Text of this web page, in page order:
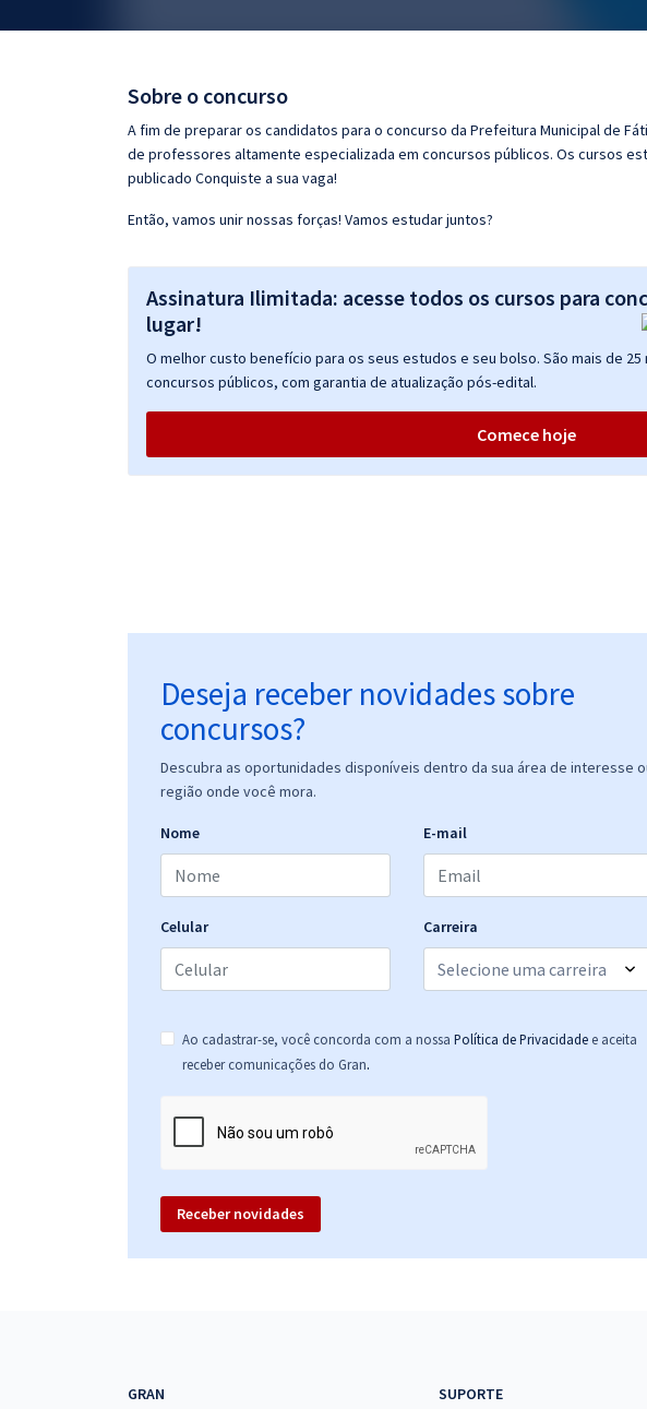
Questões grátis
Conteúdo gratuito
Sobre o concurso
A fim de preparar os candidatos para o concurso da Prefeitura Municipal de
de professores altamente especializada em concursos públicos. Os cursos
publicado Conquiste a sua vaga!
Então, vamos unir nossas forças! Vamos estudar juntos?
Assinatura Ilimitada: acesse todos os cursos para
lugar!
O melhor custo benefício para os seus estudos e seu bolso. São mais de
concursos públicos, com garantia de atualização pós-edital.
Comece hoje
Deseja receber novidades sobre
concursos?
Descubra as oportunidades disponíveis dentro da sua área de interesse
região onde você mora.
Nome E-mail
Celular Carreira
Ao cadastrar-se, você concorda com a nossa Política de Privacidade e aceita
receber comunicações do Gran.
Receber novidades
GRAN
SUPORTE